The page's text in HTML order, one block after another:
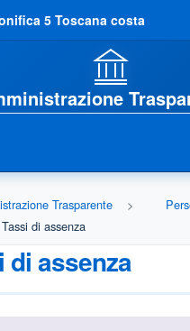
5 Toscana costa
Trasparente
Tassi di assenza
di assenza